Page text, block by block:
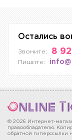
Остались
Звоните: 8
Пишите:
© 2026 Интернет-
правообладателю.
обратной гиперссылки